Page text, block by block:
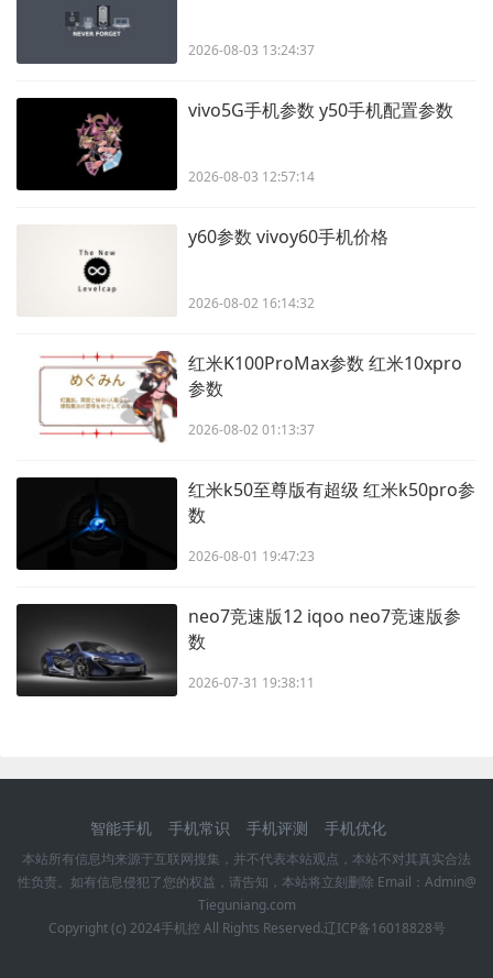
2026-08-03 13:24:37
vivo5G手机参数 y50手机配置参数
2026-08-03 12:57:14
y60参数 vivoy60手机价格
2026-08-02 16:14:32
红米K100ProMax参数 红米10xpro
参数
2026-08-02 01:13:37
红米k50至尊版有超级 红米k50pro参
数
2026-08-01 19:47:23
neo7竞速版12 iqoo neo7竞速版参
数
2026-07-31 19:38:11
智能手机 手机常识 手机评测 手机优化
本站所有信息均来源于互联网搜集，并不代表本站观点，本站不对其真实合法
性负责。如有信息侵犯了您的权益，请告知，本站将立刻删除 Email：Admin@
Tieguniang.com
Copyright (c) 2024手机控 All Rights Reserved.辽ICP备16018828号